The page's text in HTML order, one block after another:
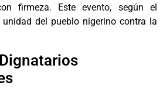
firmeza. Este evento, según el
unidad del pueblo nigerino contra la